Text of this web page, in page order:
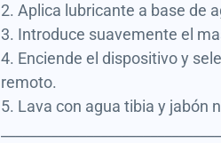
2. Aplica lubricante a base de
3. Introduce suavemente el
4. Enciende el dispositivo y
remoto.
5. Lava con agua tibia y jabón